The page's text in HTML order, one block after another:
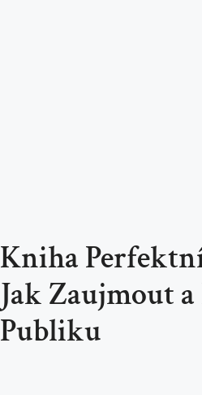
Kniha
Jak Zaujmout
Publiku